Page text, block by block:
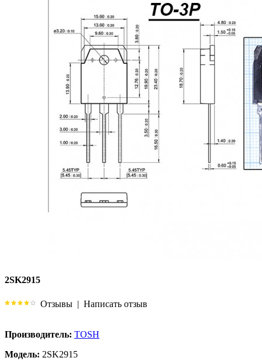
2SK2915
Отзывы | Написать отзыв
Производитель: TOSH
Модель: 2SK2915